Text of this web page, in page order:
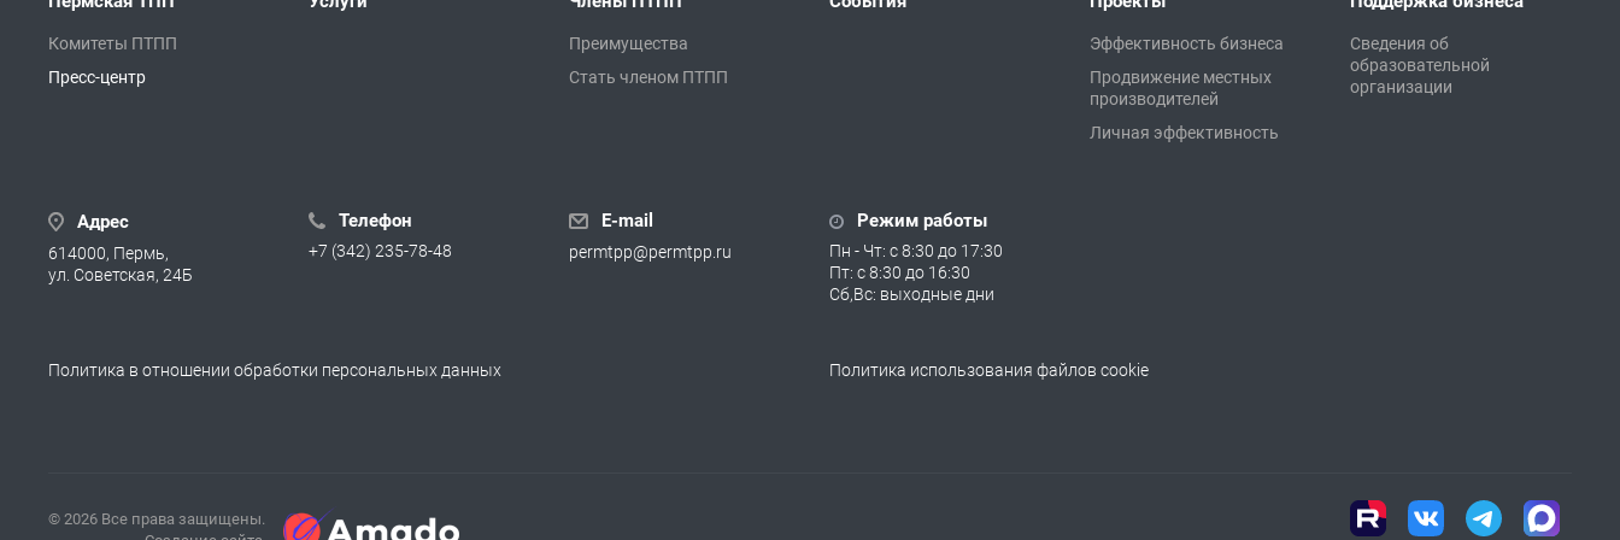
Комитеты ПТПП
Пресс-центр
Преимущества
Стать членом ПТПП
Эффективность бизнеса
Продвижение местных
производителей
Личная эффективность
Сведения об
образовательной
организации
Адрес
614000, Пермь,
ул. Советская, 24Б
Телефон
+7 (342) 235-78-48
E-mail
permtpp@permtpp.ru
Режим работы
Пн - Чт: с 8:30 до 17:30
Пт: с 8:30 до 16:30
Сб,Вс: выходные дни
Политика в отношении обработки персональных данных Политика использования файлов cookie
© 2026 Все права защищены.